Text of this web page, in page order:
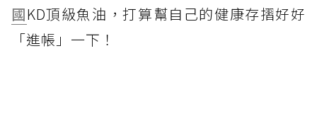
國KD頂級魚油，打算幫自己的健康存摺好好
「進帳」一下！